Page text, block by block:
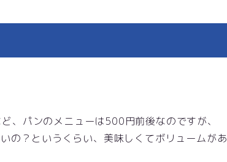
、パンのメニューは500円前後なのですが、
の？というくらい、美味しくてボリュームがあ